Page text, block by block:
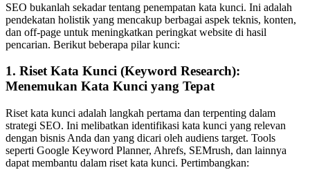
SEO bukanlah sekadar tentang penempatan kata kunci. Ini adalah
pendekatan holistik yang mencakup berbagai aspek teknis, konten,
dan off-page untuk meningkatkan peringkat website di hasil
pencarian. Berikut beberapa pilar kunci:
1. Riset Kata Kunci (Keyword Research):
Menemukan Kata Kunci yang Tepat
Riset kata kunci adalah langkah pertama dan terpenting dalam
strategi SEO. Ini melibatkan identifikasi kata kunci yang relevan
dengan bisnis Anda dan yang dicari oleh audiens target. Tools
seperti Google Keyword Planner, Ahrefs, SEMrush, dan lainnya
dapat membantu dalam riset kata kunci. Pertimbangkan: